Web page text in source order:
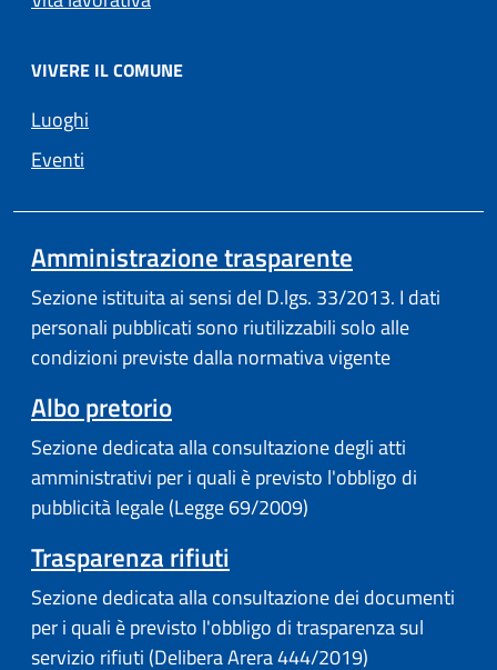
VIVERE IL COMUNE
Luoghi
Eventi
Amministrazione trasparente
Sezione istituita ai sensi del D.lgs. 33/2013. I dati
personali pubblicati sono riutilizzabili solo alle
condizioni previste dalla normativa vigente
Albo pretorio
Sezione dedicata alla consultazione degli atti
amministrativi per i quali è previsto l'obbligo di
pubblicità legale (Legge 69/2009)
Trasparenza rifiuti
Sezione dedicata alla consultazione dei documenti
per i quali è previsto l'obbligo di trasparenza sul
servizio rifiuti (Delibera Arera 444/2019)